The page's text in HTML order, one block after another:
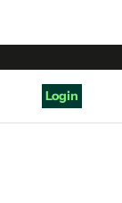
Login